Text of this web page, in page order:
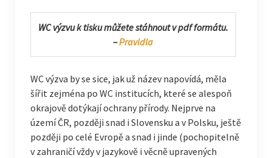
WC výzvu k tisku můžete stáhnout v pdf formátu.
–Pravidla
WC výzva by se sice, jak už název napovídá, měla
šířit zejména po WC institucích, které se alespoň
okrajově dotýkají ochrany přírody. Nejprve na
území ČR, později snad i Slovensku a v Polsku, ještě
později po celé Evropě a snad i jinde (pochopitelně
v zahraničí vždy v jazykově i věcně upravených